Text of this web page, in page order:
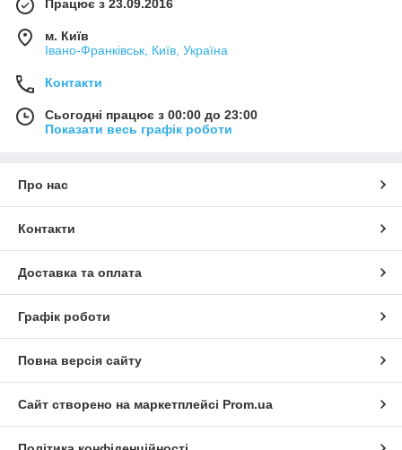
Працює з 23.09.2016
м. Київ
Івано-Франківськ, Київ, Україна
Контакти
Сьогодні працює з 00:00 до 23:00
Показати весь графік роботи
Про нас
Контакти
Доставка та оплата
Графік роботи
Повна версія сайту
Сайт створено на маркетплейсі Prom.ua